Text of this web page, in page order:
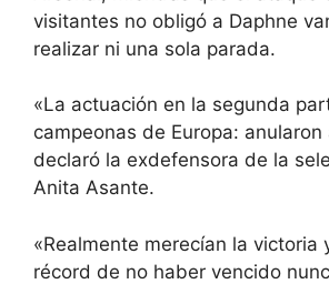
visitantes no obligó a Daphne
realizar ni una sola parada.
«La actuación en la segunda
campeonas de Europa: anularon
declaró la exdefensora de la
Anita Asante.
«Realmente merecían la victoria
récord de no haber vencido